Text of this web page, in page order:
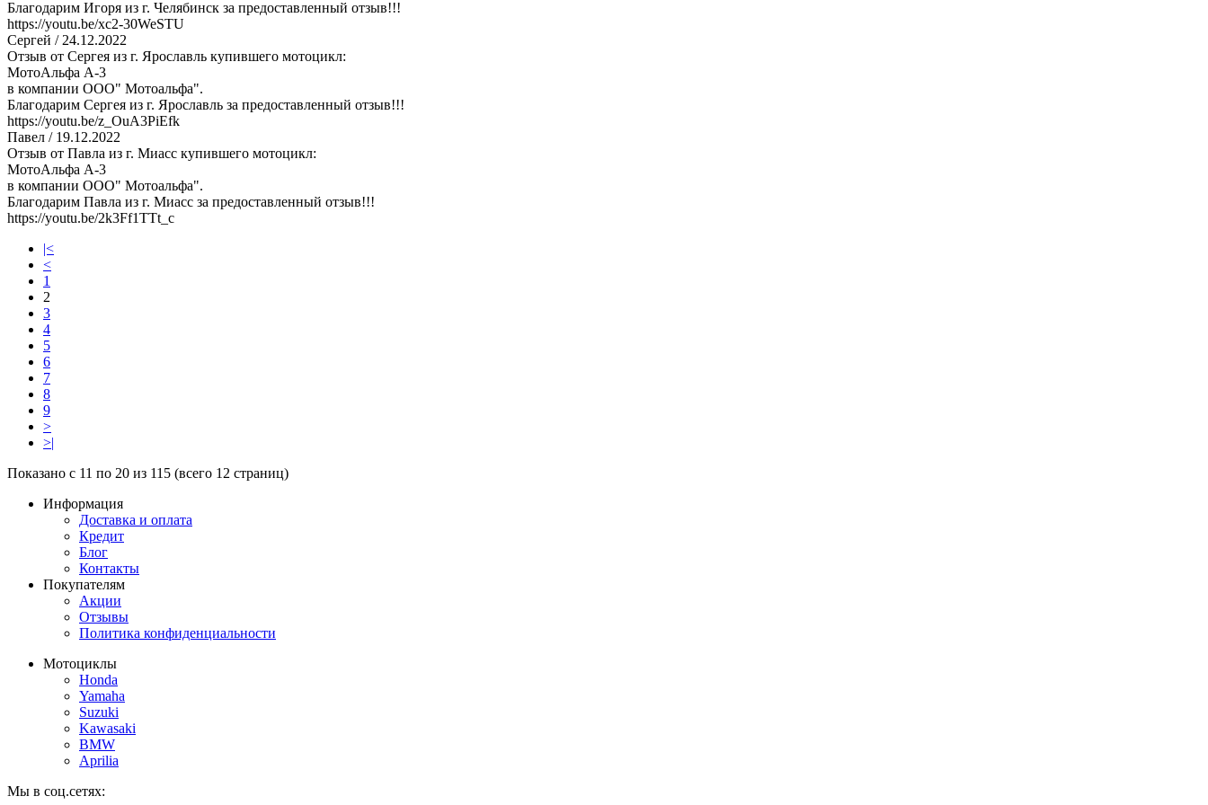
Благодарим Игоря из г. Челябинск за предоставленный отзыв!!!
https://youtu.be/xc2-30WeSTU
Сергей / 24.12.2022
Отзыв от Сергея из г. Ярославль купившего мотоцикл:
МотоАльфа А-3
в компании ООО" Мотоальфа".
Благодарим Сергея из г. Ярославль за предоставленный отзыв!!!
https://youtu.be/z_OuA3PiEfk
Павел / 19.12.2022
Отзыв от Павла из г. Миасс купившего мотоцикл:
МотоАльфа А-3
в компании ООО" Мотоальфа".
Благодарим Павла из г. Миасс за предоставленный отзыв!!!
https://youtu.be/2k3Ff1TTt_c
|<
<
1
2
3
4
5
6
7
8
9
>
>|
Показано с 11 по 20 из 115 (всего 12 страниц)
Информация
Доставка и оплата
Кредит
Блог
Контакты
Покупателям
Акции
Отзывы
Политика конфиденциальности
Мотоциклы
Honda
Yamaha
Suzuki
Kawasaki
BMW
Aprilia
Мы в соц.сетях: